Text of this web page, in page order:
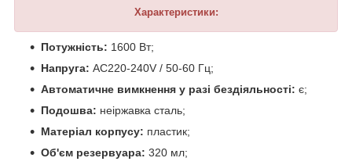
Характеристики:
Потужність: 1600 Вт;
Напруга: AC220-240V / 50-60 Гц;
Автоматичне вимкнення у разі бездіяльності: є;
Подошва: неіржавка сталь;
Матеріал корпусу: пластик;
Об'єм резервуара: 320 мл;